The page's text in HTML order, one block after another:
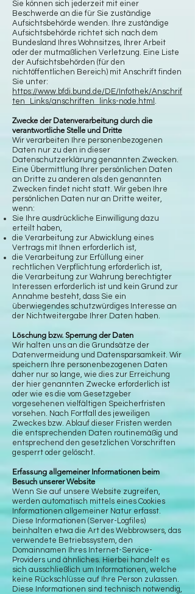
Sie können sich jederzeit mit einer
Beschwerde an die für Sie zuständige
Aufsichtsbehörde wenden. Ihre zuständige
Aufsichtsbehörde richtet sich nach dem
Bundesland Ihres Wohnsitzes, Ihrer Arbeit
oder der mutmaßlichen Verletzung. Eine Liste
der Aufsichtsbehörden (für den
nichtöffentlichen Bereich) mit Anschrift finden
Sie unter:
https://www.bfdi.bund.de/DE/Infothek/Anschrif
ten_Links/anschriften_links-node.html .
Zwecke der Datenverarbeitung durch die
verantwortliche Stelle und Dritte
Wir verarbeiten Ihre personenbezogenen
Daten nur zu den in dieser
Datenschutzerklärung genannten Zwecken.
Eine Übermittlung Ihrer persönlichen Daten
an Dritte zu anderen als den genannten
Zwecken findet nicht statt. Wir geben Ihre
persönlichen Daten nur an Dritte weiter,
wenn:
Sie Ihre ausdrückliche Einwilligung dazu
erteilt haben,
die Verarbeitung zur Abwicklung eines
Vertrags mit Ihnen erforderlich ist,
die Verarbeitung zur Erfüllung einer
rechtlichen Verpflichtung erforderlich ist,
die Verarbeitung zur Wahrung berechtigter
Interessen erforderlich ist und kein Grund zur
Annahme besteht, dass Sie ein
überwiegendes schutzwürdiges Interesse an
der Nichtweitergabe Ihrer Daten haben.
Löschung bzw. Sperrung der Daten
Wir halten uns an die Grundsätze der
Datenvermeidung und Datensparsamkeit. Wir
speichern Ihre personenbezogenen Daten
daher nur so lange, wie dies zur Erreichung
der hier genannten Zwecke erforderlich ist
oder wie es die vom Gesetzgeber
vorgesehenen vielfältigen Speicherfristen
vorsehen. Nach Fortfall des jeweiligen
Zweckes bzw. Ablauf dieser Fristen werden
die entsprechenden Daten routinemäßig und
entsprechend den gesetzlichen Vorschriften
gesperrt oder gelöscht.
Erfassung allgemeiner Informationen beim
Besuch unserer Website
Wenn Sie auf unsere Website zugreifen,
werden automatisch mittels eines Cookies
Informationen allgemeiner Natur erfasst.
Diese Informationen (Server-Logfiles)
beinhalten etwa die Art des Webbrowsers, das
verwendete Betriebssystem, den
Domainnamen Ihres Internet-Service-
Providers und ähnliches. Hierbei handelt es
sich ausschließlich um Informationen, welche
keine Rückschlüsse auf Ihre Person zulassen.
Diese Informationen sind technisch notwendig,